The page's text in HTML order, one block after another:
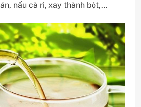
nấu cà ri, xay thành bột,…